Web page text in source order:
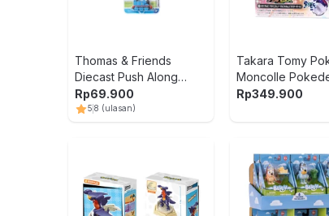
Thomas & Friends
Diecast Push Along
Small Random
Rp69.900
5 8 (ulasan)
Takara Tomy
Moncolle
Terapagos - Ungu
Rp349.900